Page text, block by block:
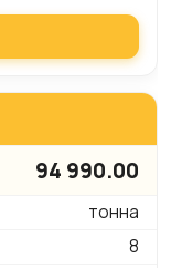
94 990.00
тонна
8